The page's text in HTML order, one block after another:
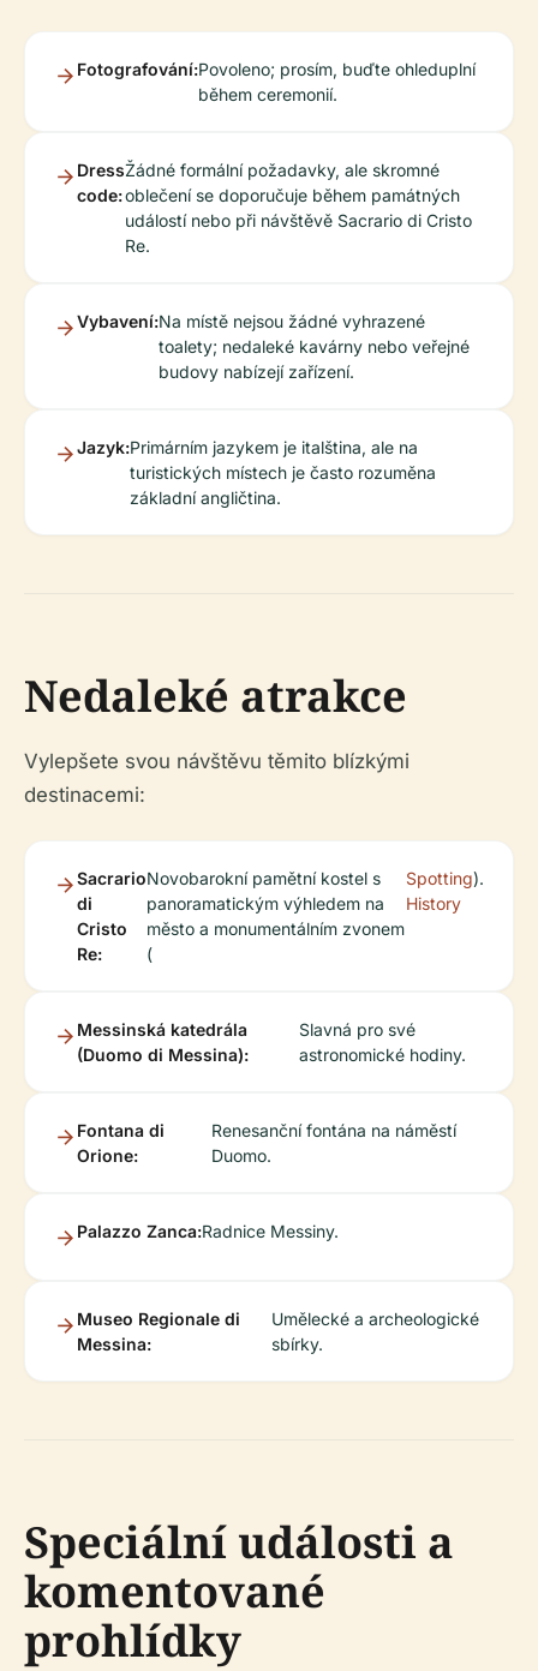
Fotografování:Povoleno; prosím, buďte ohleduplní
během ceremonií.
Dress
code:
Žádné formální požadavky, ale skromné
oblečení se doporučuje během památných
událostí nebo při návštěvě Sacrario di Cristo
Re.
Vybavení:Na místě nejsou žádné vyhrazené
toalety; nedaleké kavárny nebo veřejné
budovy nabízejí zařízení.
Jazyk:Primárním jazykem je italština, ale na
turistických místech je často rozuměna
základní angličtina.
Nedaleké atrakce
Vylepšete svou návštěvu těmito blízkými
destinacemi:
Sacrario
di
Cristo
Re:
Novobarokní pamětní kostel s
panoramatickým výhledem na
město a monumentálním zvonem
(
Spotting
History
).
Messinská katedrála
(Duomo di Messina):
Slavná pro své
astronomické hodiny.
Fontana di
Orione:
Renesanční fontána na náměstí
Duomo.
Palazzo Zanca:Radnice Messiny.
Museo Regionale di
Messina:
Umělecké a archeologické
sbírky.
Speciální události a
komentované
prohlídky